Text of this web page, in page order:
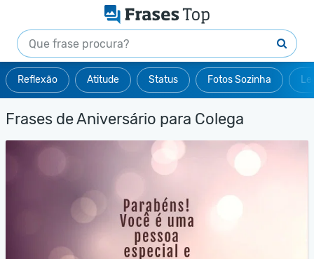
Reflexão Atitude Status Fotos Sozinha
Frases de Aniversário para Colega